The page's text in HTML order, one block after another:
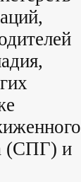
(СПГ) и